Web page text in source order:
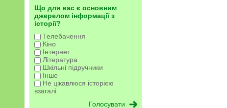
Що для вас є основним
джерелом інформації з
історії?
Телебачення
Кіно
Інтернет
Література
Шкільні підручники
Інше
Не цікавлюся історією
взагалі